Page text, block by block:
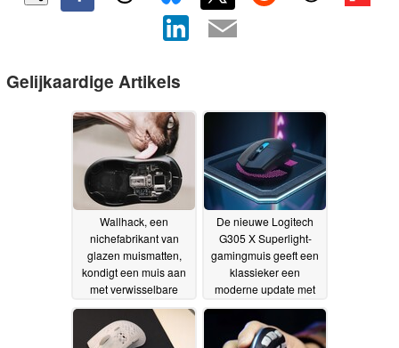
Gelijkaardige Artikels
Wallhack, een
nichefabrikant van
glazen muismatten,
kondigt een muis aan
met verwisselbare
batterijen en een
toetsenbord van 65%
22-07-2026
De nieuwe Logitech
G305 X Superlight-
gamingmuis geeft een
klassieker een
moderne update met
een 44K-sensor12-06-
2026